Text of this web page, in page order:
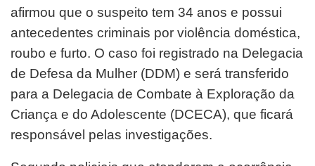
afirmou que o suspeito tem 34 anos e possui
antecedentes criminais por violência doméstica,
roubo e furto. O caso foi registrado na Delegacia
de Defesa da Mulher (DDM) e será transferido
para a Delegacia de Combate à Exploração da
Criança e do Adolescente (DCECA), que ficará
responsável pelas investigações.